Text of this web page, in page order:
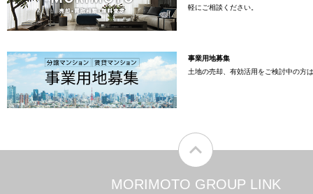
軽にご相談ください。
事業用地募集
土地の売却、有効活用をご検討中の方
MORIMOTO GROUP LINK